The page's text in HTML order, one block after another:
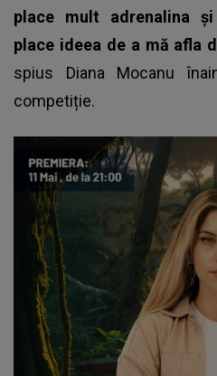
place mult adrenalina
place ideea de a mă afla
spius Diana Mocanu
competiție.